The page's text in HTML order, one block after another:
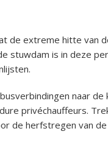
de extreme hitte van
stuwdam is in deze
naar de
privéchauffeurs.
de herfstregen van